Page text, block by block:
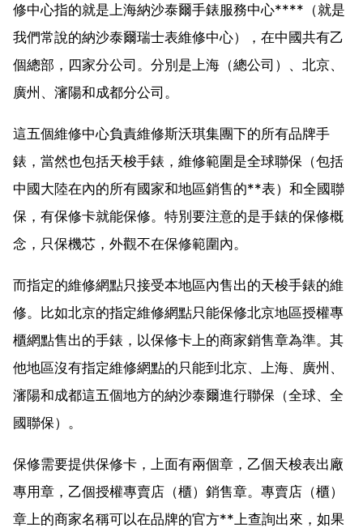
修中心指的就是上海納沙泰爾手錶服務中心****（就是
我們常說的納沙泰爾瑞士表維修中心），在中國共有乙
個總部，四家分公司。分別是上海（總公司）、北京、
廣州、瀋陽和成都分公司。
這五個維修中心負責維修斯沃琪集團下的所有品牌手
錶，當然也包括天梭手錶，維修範圍是全球聯保（包括
中國大陸在內的所有國家和地區銷售的**表）和全國聯
保，有保修卡就能保修。特別要注意的是手錶的保修概
念，只保機芯，外觀不在保修範圍內。
而指定的維修網點只接受本地區內售出的天梭手錶的維
修。比如北京的指定維修網點只能保修北京地區授權專
櫃網點售出的手錶，以保修卡上的商家銷售章為準。其
他地區沒有指定維修網點的只能到北京、上海、廣州、
瀋陽和成都這五個地方的納沙泰爾進行聯保（全球、全
國聯保）。
保修需要提供保修卡，上面有兩個章，乙個天梭表出廠
專用章，乙個授權專賣店（櫃）銷售章。專賣店（櫃）
章上的商家名稱可以在品牌的官方**上查詢出來，如果